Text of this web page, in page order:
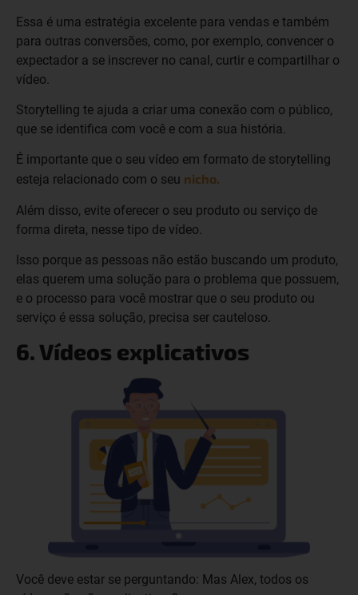
Essa é uma estratégia excelente para vendas e também
para outras conversões, como, por exemplo, convencer o
expectador a se inscrever no canal, curtir e compartilhar o
vídeo.
Storytelling te ajuda a criar uma conexão com o público,
que se identifica com você e com a sua história.
É importante que o seu vídeo em formato de storytelling
esteja relacionado com o seu nicho.
Além disso, evite oferecer o seu produto ou serviço de
forma direta, nesse tipo de vídeo.
Isso porque as pessoas não estão buscando um produto,
elas querem uma solução para o problema que possuem,
e o processo para você mostrar que o seu produto ou
serviço é essa solução, precisa ser cauteloso.
6. Vídeos explicativos
Você deve estar se perguntando: Mas Alex, todos os